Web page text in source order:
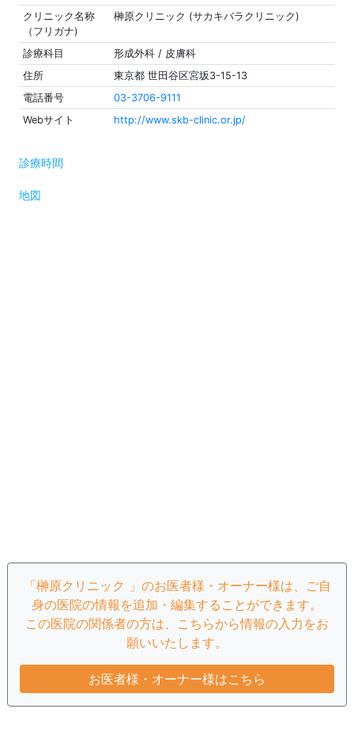
クリニック名称
（フリガナ)
榊原クリニック (サカキバラクリニック)
診療科目
形成外科 / 皮膚科
住所
東京都 世田谷区宮坂3-15-13
電話番号
03-3706-9111
Webサイト
http://www.skb-clinic.or.jp/
診療時間
地図
「榊原クリニック 」のお医者様・オーナー様は、ご自
身の医院の情報を追加・編集することができます。
この医院の関係者の方は、こちらから情報の入力をお
願いいたします。
お医者様・オーナー様はこちら